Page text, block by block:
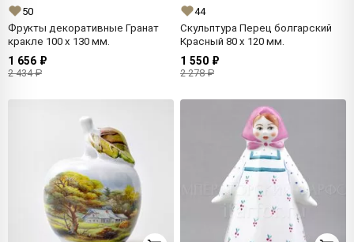
50
Фрукты декоративные Гранат
кракле 100 x 130 мм.
1 656 ₽
2 434 ₽
44
Скульптура Перец болгарский
Красный 80 x 120 мм.
1 550 ₽
2 278 ₽